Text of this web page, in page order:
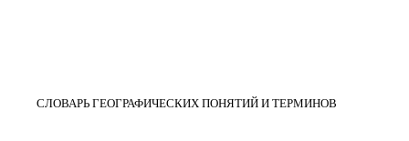
СЛОВАРЬ ГЕОГРАФИЧЕСКИХ ПОНЯТИЙ И ТЕРМИНОВ